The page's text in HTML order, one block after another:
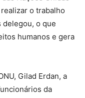
o trabalho
delegou, o que
humanos e gera
Gilad Erdan, a
da